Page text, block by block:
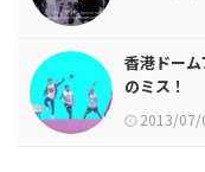
香港ドー
のミス！
2013/07/